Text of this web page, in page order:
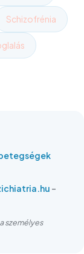
Schizofrénia
betegségek
–
személyes